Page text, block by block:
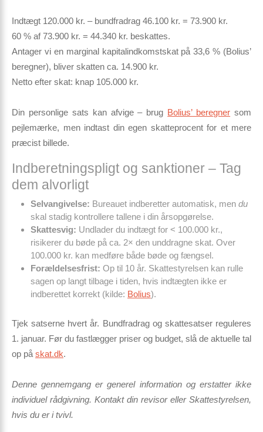
Indtægt 120.000 kr. – bundfradrag 46.100 kr. = 73.900 kr.
60 % af 73.900 kr. = 44.340 kr. beskattes.
Antager vi en marginal kapital­indkomstskat på 33,6 % (Bolius’
beregner), bliver skatten ca. 14.900 kr.
Netto efter skat: knap 105.000 kr.
Din personlige sats kan afvige – brug Bolius’ beregner som
pejlemærke, men indtast din egen skatteprocent for et mere
præcist billede.
Indberetningspligt og sanktioner – Tag
dem alvorligt
Selvangivelse: Bureauet indberetter automatisk, men du
skal stadig kontrollere tallene i din årsopgørelse.
Skattesvig: Undlader du indtægt for < 100.000 kr.,
risikerer du bøde på ca. 2× den unddragne skat. Over
100.000 kr. kan medføre både bøde og fængsel.
Forældelsesfrist: Op til 10 år. Skattestyrelsen kan rulle
sagen op langt tilbage i tiden, hvis indtægten ikke er
indberettet korrekt (kilde: Bolius).
Tjek satserne hvert år. Bundfradrag og skattesatser reguleres
1. januar. Før du fastlægger priser og budget, slå de aktuelle tal
op påskat.dk.
Denne gennemgang er generel information og erstatter ikke
individuel rådgivning. Kontakt din revisor eller Skattestyrelsen,
hvis du er i tvivl.